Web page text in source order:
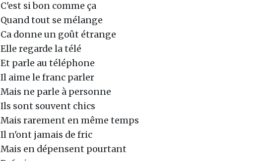
C'est si bon comme ça
Quand tout se mélange
Ca donne un goût étrange
Elle regarde la télé
Et parle au téléphone
Il aime le franc parler
Mais ne parle à personne
Ils sont souvent chics
Mais rarement en même temps
Il n'ont jamais de fric
Mais en dépensent pourtant